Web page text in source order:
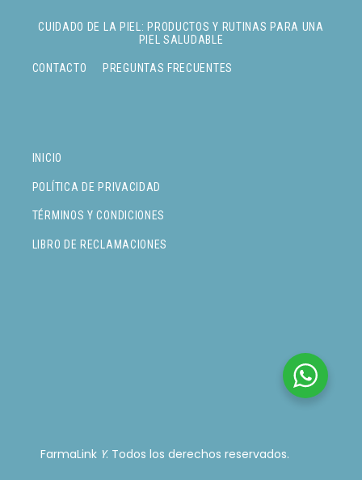
INICIO
POLÍTICA DE PRIVACIDAD
TÉRMINOS Y CONDICIONES
LIBRO DE RECLAMACIONES
CUIDADO DE LA PIEL: PRODUCTOS Y RUTINAS PARA UNA
PIEL SALUDABLE
CONTACTO PREGUNTAS FRECUENTES
FarmaLink Y. Todos los derechos reservados.